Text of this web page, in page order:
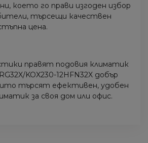
което го прави изгоден избор
търсещи качествен
цена.
правят подовия климатик
KOX230-12HFN32X добър
търсят ефективен, удобен
за своя дом или офис.